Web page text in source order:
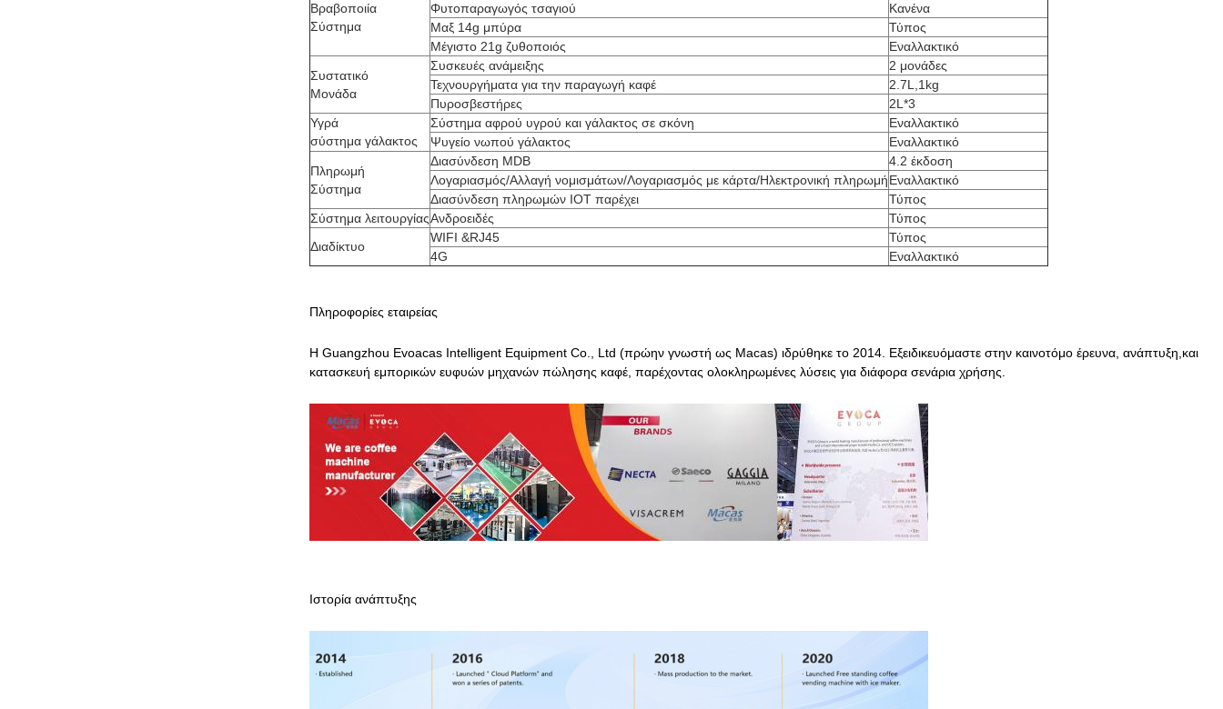
Βραβοποιία
Σύστημα
Φυτοπαραγωγός τσαγιού
Κανένα
Μαξ 14g μπύρα
Τύπος
Μέγιστο 21g ζυθοποιός
Εναλλακτικό
Συστατικό
Μονάδα
Συσκευές ανάμειξης
2 μονάδες
Τεχνουργήματα για την παραγωγή καφέ
2.7L,1kg
Πυροσβεστήρες
2L*3
Υγρά
σύστημα γάλακτος
Σύστημα αφρού υγρού και γάλακτος σε σκόνη
Εναλλακτικό
Ψυγείο νωπού γάλακτος
Εναλλακτικό
Πληρωμή
Σύστημα
Διασύνδεση MDB
4.2 έκδοση
Λογαριασμός/Αλλαγή νομισμάτων/Λογαριασμός με κάρτα/Ηλεκτρονική πληρωμήΕναλλακτικό
Διασύνδεση πληρωμών ΙΟΤ παρέχει
Τύπος
Σύστημα λειτουργίαςΑνδροειδές
Τύπος
Διαδίκτυο
WIFI &RJ45
Τύπος
4G
Εναλλακτικό
Πληροφορίες εταιρείας
Η Guangzhou Evoacas Intelligent Equipment Co., Ltd (πρώην γνωστή ως Macas) ιδρύθηκε το 2014. Εξειδικευόμαστε στην καινοτόμο έρευνα, ανάπτυξη,και
κατασκευή εμπορικών ευφυών μηχανών πώλησης καφέ, παρέχοντας ολοκληρωμένες λύσεις για διάφορα σενάρια χρήσης.
Ιστορία ανάπτυξης